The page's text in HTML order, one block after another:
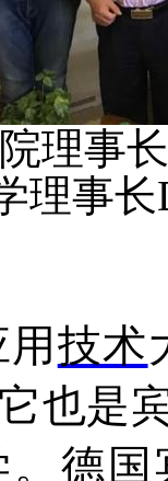
理事
理事
技术
也是
德